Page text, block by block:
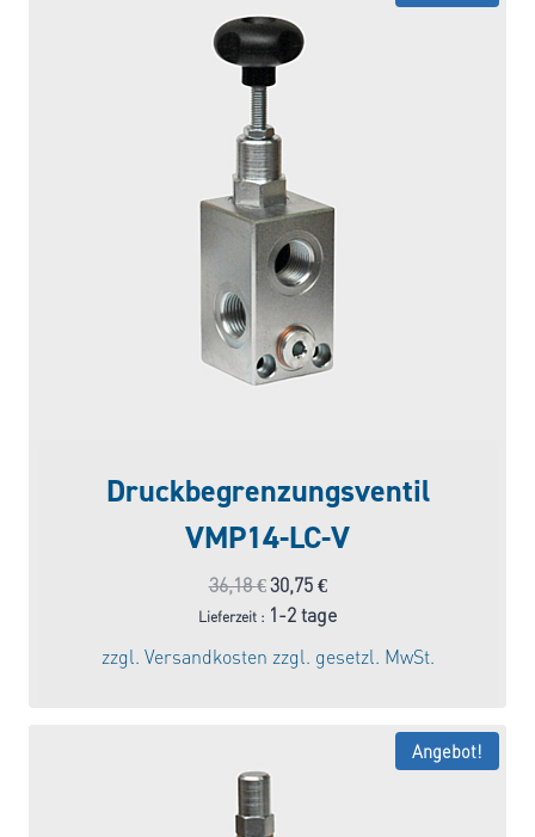
Druckbegrenzungsventil
VMP14-LC-V
36,18€Ursprünglicher
Preis
war:
36,18 €
30,75 €Aktueller
Preis
Lieferzeit : 1-2 tage
zzgl. Versandkosten zzgl. gesetzl. MwSt.
Angebot!